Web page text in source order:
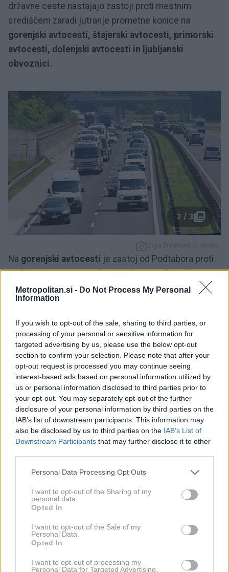
Metropolitan.si - Do Not Process My Personal
Information
If you wish to opt-out of the sale, sharing to third parties, or
processing of your personal or sensitive information for
targeted advertising by us, please use the below opt-out
section to confirm your selection. Please note that after your
opt-out request is processed you may continue seeing
interest-based ads based on personal information utilized by
us or personal information disclosed to third parties prior to
your opt-out. You may separately opt-out of the further
disclosure of your personal information by third parties on the
IAB’s list of downstream participants. This information may
also be disclosed by us to third parties on the IAB’s List of
Downstream Participants that may further disclose it to other
Please note that this website/app uses one or more Google
not limited to your visit or usage behaviour. You may click to
grant or deny consent to Google and its third-party tags to
use your data for below specified purposes in below Google
consent section.
Personal Data Processing Opt Outs
I want to opt-out of the Sharing of my
personal data.
Opted In
I want to opt-out of the Sale of my
Personal Data.
Opted In
I want to opt-out of processing my
Personal Data for Targeted Advertising.
državne ceste nastajajo zastoji proti mestnim
središčem zaradi jutranje prometne konice na
gorenjski avtocesti, štajerski avtocesti, primorski
avtocesti, dolenjski avtocesti in ljubljanski
obvoznici.
2 / 3
Na gorenjski avtocesti je zastoj od Podtabora proti
Ljubljani na posameznih odsekih, zamuda približno 45
minut.
proti Ljubljani.
Naprimorski avtocestije zastoj od Vrhnike proti
Ljubljani in pred Postojno proti Kopru in Ljubljani.
Nadolenjski avtocestije zastoj med Grosupljem in
Šmarjem-Sap proti Ljubljani.
Na ljubljanski obvoznici
je zastoj mimo Kozarij proti
Iz Avstrije proti Sloveniji je zastoj pred prehodom
Šentilj in naprej po štajerski avtocesti do priključka
Šentilj proti Mariboru ter na regionalni cesti prehod